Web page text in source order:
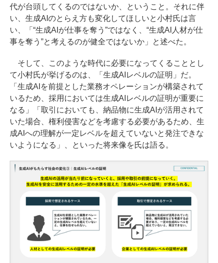
代が台頭してくるのではないか、ということ。それに伴
い、生成AIのとらえ方も変化してほしいと小村氏は言
い、「“生成AIが仕事を奪う”ではなく、“生成AI人材が仕
事を奪う”と考えるのが健全ではないか」と述べた。
そして、このような時代に必要になってくることとし
て小村氏が挙げるのは、「生成AIレベルの証明」だ。
「生成AIを前提とした業務オペレーションが構築されて
いるため、採用においては生成AIレベルの証明が重要に
なる」「取引においても、納品物に生成AIが活用されて
いた場合、権利侵害などを考慮する必要があるため、生
成AIへの理解が一定レベルを超えていないと発注できな
いようになる」、といった将来像を氏は語る。